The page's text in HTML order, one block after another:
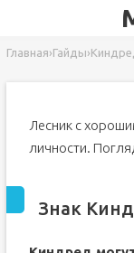
Главная›Гайды›
Лесник с
личности.
Знак